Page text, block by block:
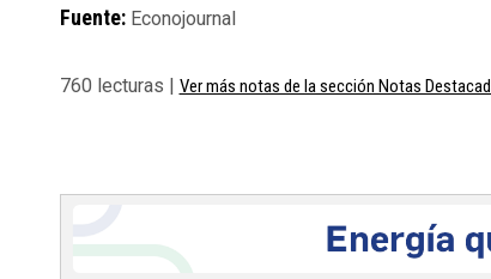
Fuente:Econojournal
760 lecturas | Ver más notas de la sección Notas